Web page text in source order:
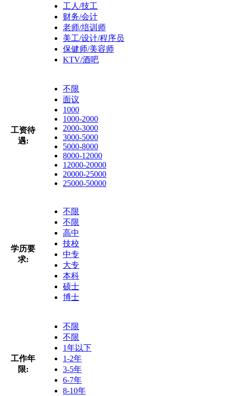
工人/技工
财务/会计
老师/培训师
美工/设计/程序员
保健师/美容师
KTV/酒吧
工资待
遇:
不限
面议
1000
1000-2000
2000-3000
3000-5000
5000-8000
8000-12000
12000-20000
20000-25000
25000-50000
学历要
求:
不限
不限
高中
技校
中专
大专
本科
硕士
博士
工作年
限:
不限
不限
1年以下
1-2年
3-5年
6-7年
8-10年